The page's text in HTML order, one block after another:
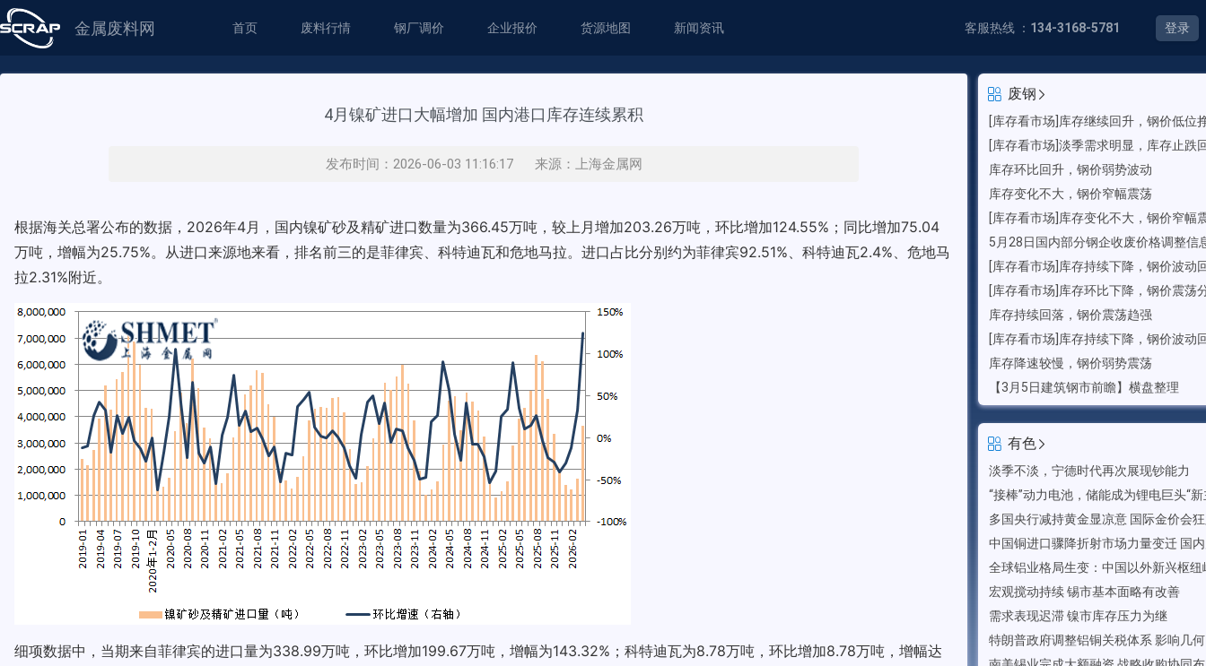
金属废料网 首页 废料行情 钢厂调价 企业报价 货源地图 新闻资讯 客服热线 ： 134-3168-5781 登录
4月镍矿进口大幅增加 国内港口库存连续累积
发布时间：2026-06-03 11:16:17 来源：上海金属网
根据海关总署公布的数据，2026年4月，国内镍矿砂及精矿进口数量为366.45万吨，较上月增加203.26万吨，环比增加124.55%；同比增加75.04
万吨，增幅为25.75%。从进口来源地来看，排名前三的是菲律宾、科特迪瓦和危地马拉。进口占比分别约为菲律宾92.51%、科特迪瓦2.4%、危地马
拉2.31%附近。
细项数据中，当期来自菲律宾的进口量为338.99万吨，环比增加199.67万吨，增幅为143.32%；科特迪瓦为8.78万吨，环比增加8.78万吨，增幅达
废钢
[库存看市场]库存继续回升，钢价低位
[库存看市场]淡季需求明显，库存止跌
库存环比回升，钢价弱势波动
库存变化不大，钢价窄幅震荡
[库存看市场]库存变化不大，钢价窄幅
5月28日国内部分钢企收废价格调整信
[库存看市场]库存持续下降，钢价波动
[库存看市场]库存环比下降，钢价震荡
库存持续回落，钢价震荡趋强
[库存看市场]库存持续下降，钢价波动
库存降速较慢，钢价弱势震荡
【3月5日建筑钢市前瞻】横盘整理
有色
淡季不淡，宁德时代再次展现钞能力
“接棒”动力电池，储能成为锂电巨头“新
多国央行减持黄金显凉意 国际金价会
宏观搅动持续 锡市基本面略有改善
需求表现迟滞 镍市库存压力为继
特朗普政府调整铝铜关税体系 影响几